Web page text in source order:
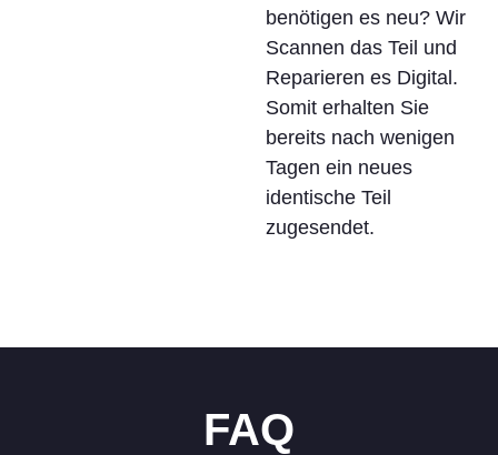
benötigen es neu? Wir
Scannen das Teil und
Reparieren es Digital.
Somit erhalten Sie
bereits nach wenigen
Tagen ein neues
identische Teil
zugesendet.
FAQ